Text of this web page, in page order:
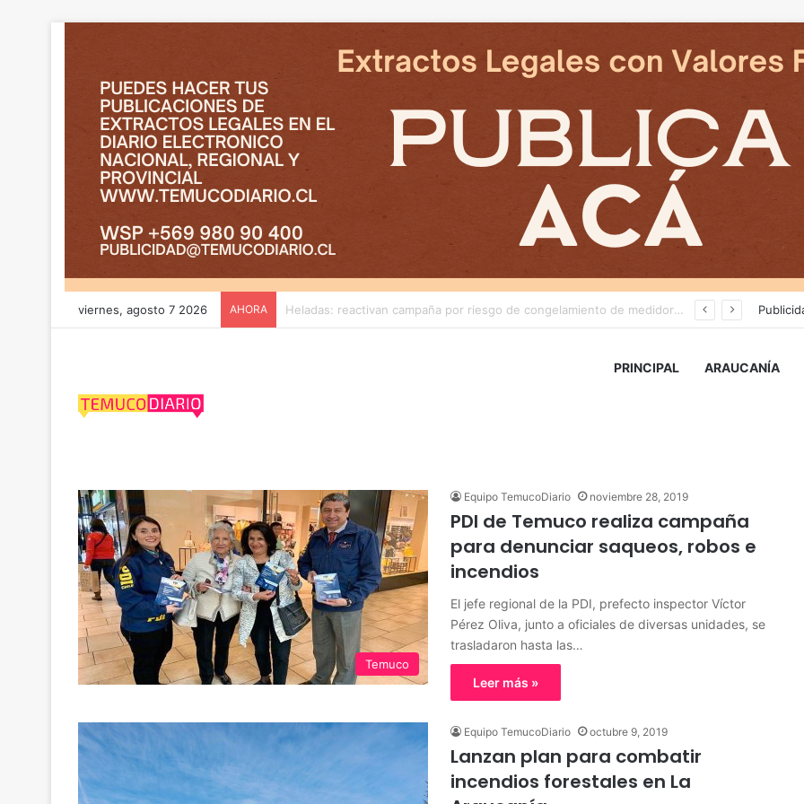
viernes, agosto 7 2026 AHORA Deportes Temuco termina relación contractual con Arturo Sanhueza tras derrota ante Copiapó
PRINCIPAL ARAUCANÍA
incendios
Temuco
Equipo TemucoDiario noviembre 28, 2019
PDI de Temuco realiza campaña
para denunciar saqueos, robos e
incendios
El jefe regional de la PDI, prefecto inspector Víctor
Pérez Oliva, junto a oficiales de diversas unidades, se
trasladaron hasta las…
Leer más »
Equipo TemucoDiario octubre 9, 2019
Lanzan plan para combatir
incendios forestales en La